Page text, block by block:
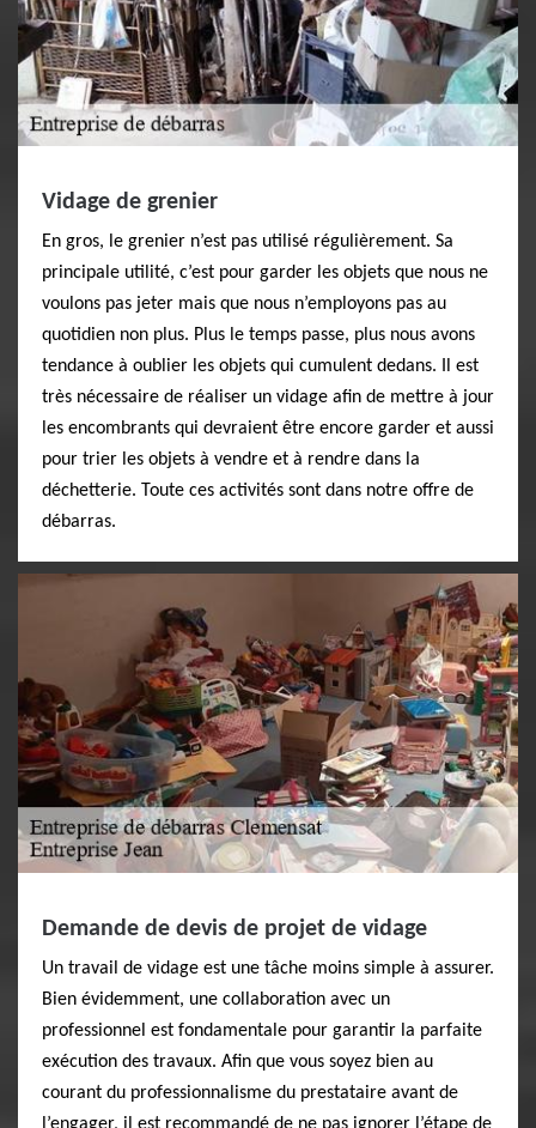
Vidage de grenier
En gros, le grenier n’est pas utilisé régulièrement. Sa
principale utilité, c’est pour garder les objets que nous ne
voulons pas jeter mais que nous n’employons pas au
quotidien non plus. Plus le temps passe, plus nous avons
tendance à oublier les objets qui cumulent dedans. Il est
très nécessaire de réaliser un vidage afin de mettre à jour
les encombrants qui devraient être encore garder et aussi
pour trier les objets à vendre et à rendre dans la
déchetterie. Toute ces activités sont dans notre offre de
débarras.
Demande de devis de projet de vidage
Un travail de vidage est une tâche moins simple à assurer.
Bien évidemment, une collaboration avec un
professionnel est fondamentale pour garantir la parfaite
exécution des travaux. Afin que vous soyez bien au
courant du professionnalisme du prestataire avant de